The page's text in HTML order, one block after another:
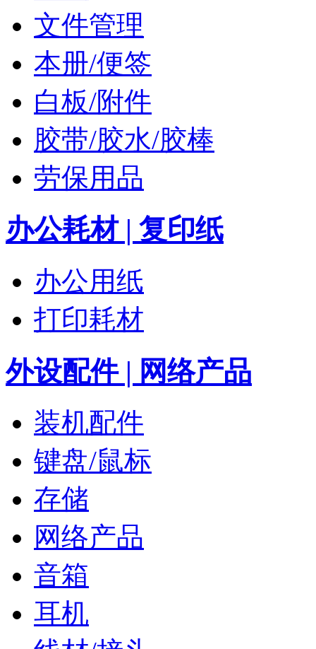
文件管理
本册/便签
白板/附件
胶带/胶水/胶棒
劳保用品
办公耗材 | 复印纸
办公用纸
打印耗材
外设配件 | 网络产品
装机配件
键盘/鼠标
存储
网络产品
音箱
耳机